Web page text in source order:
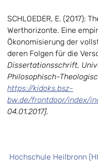
SCHLOEDER, E. (2017):
Werthorizonte. Eine
Ökonomisierung der
deren Folgen für die
Dissertationsschrift,
Philosophisch-
https://kidoks.bsz-
bw.de/frontdoor/index/
04.01.2017].
Hochschule Heilbronn